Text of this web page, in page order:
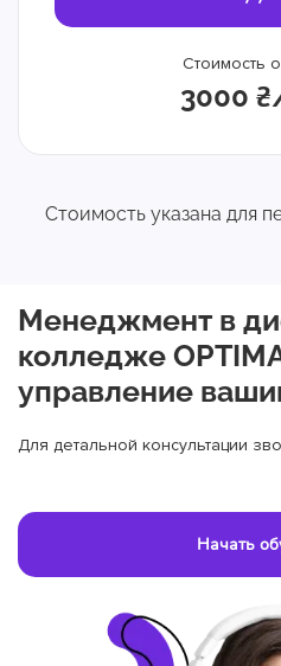
Стоимость
3000
Стоимость указана для
Менеджмент в
колледже
управление
Для детальной консультации
Начать